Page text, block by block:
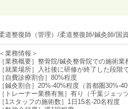
道整復師（管理）/柔道整復師/鍼灸師/国
＜業務情報＞
［業務概要］整骨院/鍼灸整骨院での施術
［就業場所］入社後に研修が終了した段階
［自費診療割合］80%程度
［鍼灸割合］20%-40%程度（首都圏30%-
［トレーナー業務有無］有り（千葉ジェッ
［1スタッフの施術数］1日15名-20名程度